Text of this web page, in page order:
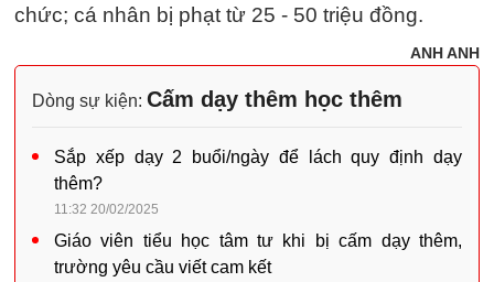
chức; cá nhân bị phạt từ 25 - 50 triệu đồng.
ANH ANH
Dòng sự kiện: Cấm dạy thêm học thêm
Sắp xếp dạy 2 buổi/ngày để lách quy định dạy
thêm?
11:32 20/02/2025
Giáo viên tiểu học tâm tư khi bị cấm dạy thêm,
trường yêu cầu viết cam kết